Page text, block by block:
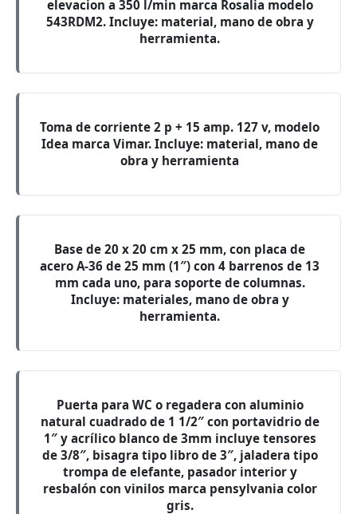
elevacion a 350 l/min marca Rosalia modelo
543RDM2. Incluye: material, mano de obra y
herramienta.
Toma de corriente 2 p + 15 amp. 127 v, modelo
Idea marca Vimar. Incluye: material, mano de
obra y herramienta
Base de 20 x 20 cm x 25 mm, con placa de
acero A-36 de 25 mm (1″) con 4 barrenos de 13
mm cada uno, para soporte de columnas.
Incluye: materiales, mano de obra y
herramienta.
Puerta para WC o regadera con aluminio
natural cuadrado de 1 1/2″ con portavidrio de
1″ y acrílico blanco de 3mm incluye tensores
de 3/8″, bisagra tipo libro de 3″, jaladera tipo
trompa de elefante, pasador interior y
resbalón con vinilos marca pensylvania color
gris.